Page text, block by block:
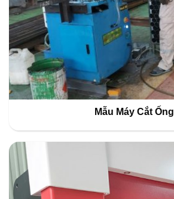
Mẫu Máy Cắt Ống